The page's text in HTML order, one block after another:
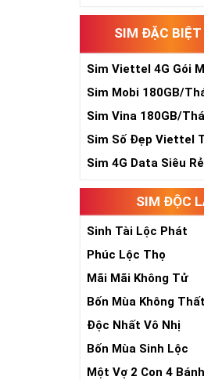
SIM ĐẶC BIỆT
Sim Viettel 4G Gói
Siêu Rẻ
Sim Mobi 180GB/
TK159
Sim Vina 180GB/
Sim Số Đẹp Viettel
Sim 4G Data Siêu
SIM ĐỘC
Sinh Tài Lộc Phát
Phúc Lộc Thọ
Mãi Mãi Không Tử
Bốn Mùa Không
Độc Nhất Vô Nhị
Bốn Mùa Sinh Lộc
Một Vợ 2 Con 4 Bánh